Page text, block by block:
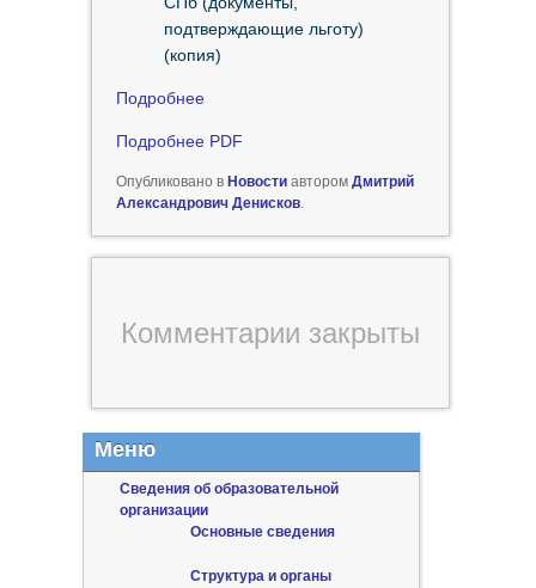
подтверждающие льготу)
(копия)
Подробнее
Подробнее PDF
Опубликовано в Новостиавтором Дмитрий
Александрович Денисков.
Комментарии закрыты
Меню
Сведения об образовательной
организации
Основные сведения
Структура и органы